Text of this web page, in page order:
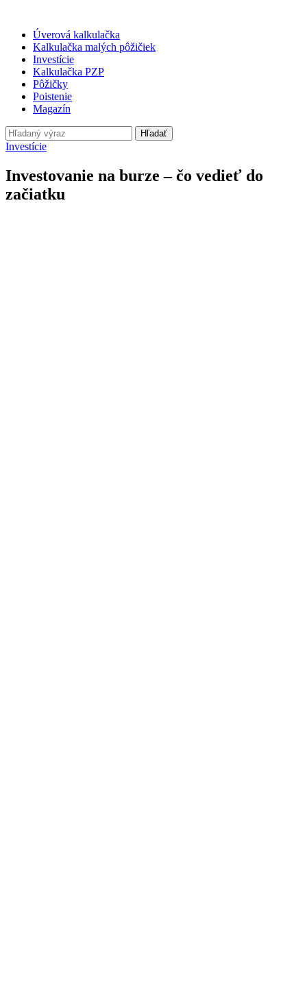
Úverová kalkulačka
Kalkulačka malých pôžičiek
Investície
Kalkulačka PZP
Pôžičky
Poistenie
Magazín
Hľadať
Investície
Investovanie na burze – čo vedieť do
začiatku